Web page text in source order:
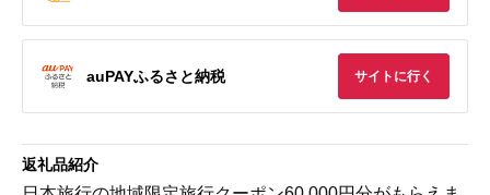
auPAYふるさと納税 サイトに行く
返礼品紹介